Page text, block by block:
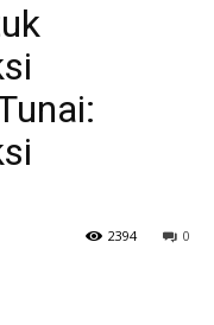
0
2394